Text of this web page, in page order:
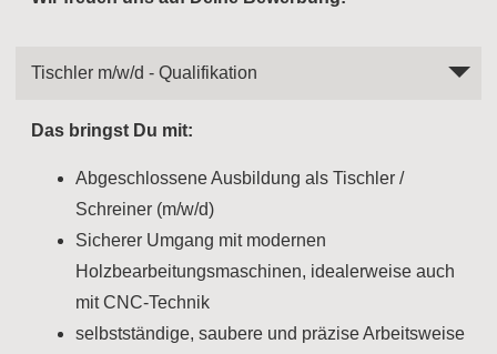
Tischler m/w/d - Qualifikation
Das bringst Du mit:
Abgeschlossene Ausbildung als Tischler /
Schreiner (m/w/d)
Sicherer Umgang mit modernen
Holzbearbeitungsmaschinen, idealerweise auch
mit CNC-Technik
selbstständige, saubere und präzise Arbeitsweise